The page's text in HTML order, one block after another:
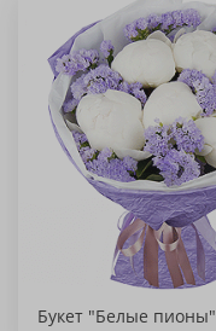
Букет "Белые пионы"